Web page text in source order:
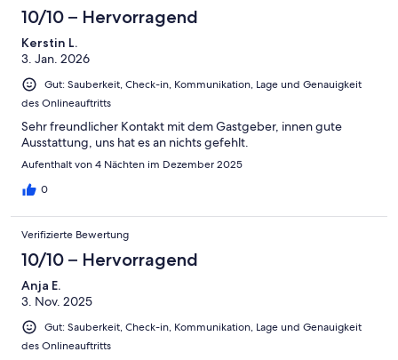
10/10 – Hervorragend
Kerstin L.
3. Jan. 2026
Gut: Sauberkeit, Check-in, Kommunikation, Lage und Genauigkeit
des Onlineauftritts
Sehr freundlicher Kontakt mit dem Gastgeber, innen gute
Ausstattung, uns hat es an nichts gefehlt.
Aufenthalt von 4 Nächten im Dezember 2025
0
Verifizierte Bewertung
10/10 – Hervorragend
Anja E.
3. Nov. 2025
Gut: Sauberkeit, Check-in, Kommunikation, Lage und Genauigkeit
des Onlineauftritts